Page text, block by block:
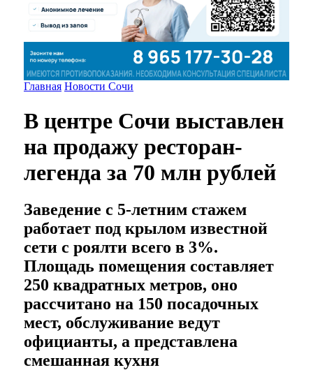
Главная Новости Сочи
В центре Сочи выставлен
на продажу ресторан-
легенда за 70 млн рублей
Заведение с 5-летним стажем
работает под крылом известной
сети с роялти всего в 3%.
Площадь помещения составляет
250 квадратных метров, оно
рассчитано на 150 посадочных
мест, обслуживание ведут
официанты, а представлена
смешанная кухня